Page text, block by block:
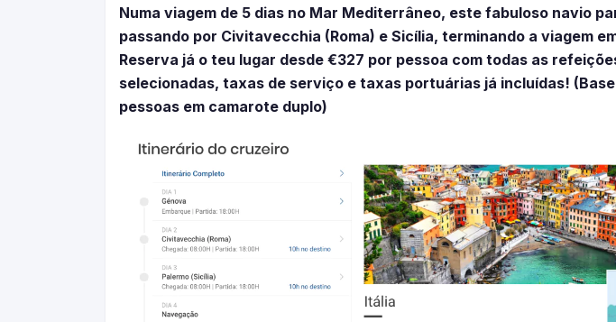
Numa viagem de 5 dias no Mar Mediterrâneo, este fabuloso navio
passando por Civitavecchia (Roma) e Sicília, terminando a viagem
Reserva já o teu lugar desde €327 por pessoa com todas as
selecionadas, taxas de serviço e taxas portuárias já incluídas!
pessoas em camarote duplo)